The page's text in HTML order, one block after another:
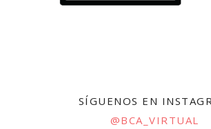
SÍGUENOS EN
@BCA_VIRTUAL